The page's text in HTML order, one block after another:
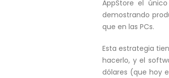
AppStore el
demostrando
que en las PCs.
Esta estrategia
hacerlo, y el
dólares (que hoy